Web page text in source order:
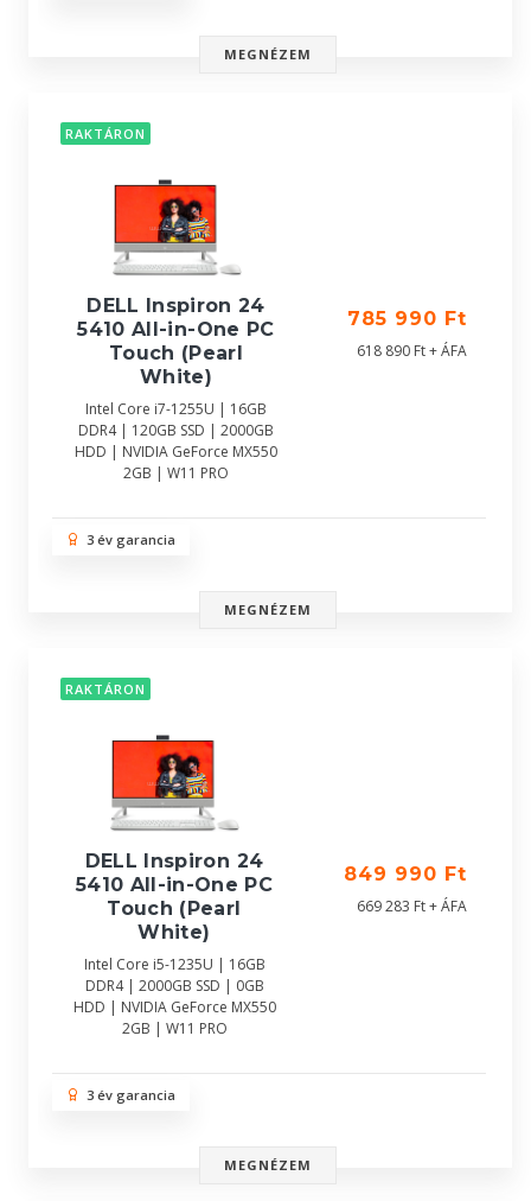
MEGNÉZEM
RAKTÁRON
DELL Inspiron 24
5410 All-in-One PC
Touch (Pearl
White)
Intel Core i7-1255U | 16GB
DDR4 | 120GB SSD | 2000GB
HDD | NVIDIA GeForce MX550
2GB | W11 PRO
785 990 Ft
618 890 Ft + ÁFA
3 év garancia
MEGNÉZEM
RAKTÁRON
DELL Inspiron 24
5410 All-in-One PC
Touch (Pearl
White)
Intel Core i5-1235U | 16GB
DDR4 | 2000GB SSD | 0GB
HDD | NVIDIA GeForce MX550
2GB | W11 PRO
849 990 Ft
669 283 Ft + ÁFA
3 év garancia
MEGNÉZEM